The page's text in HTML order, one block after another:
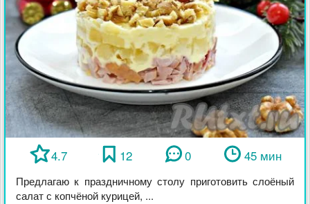
4.7 12 0 45 мин
Предлагаю к праздничному столу приготовить слоёный
салат с копчёной курицей, ...